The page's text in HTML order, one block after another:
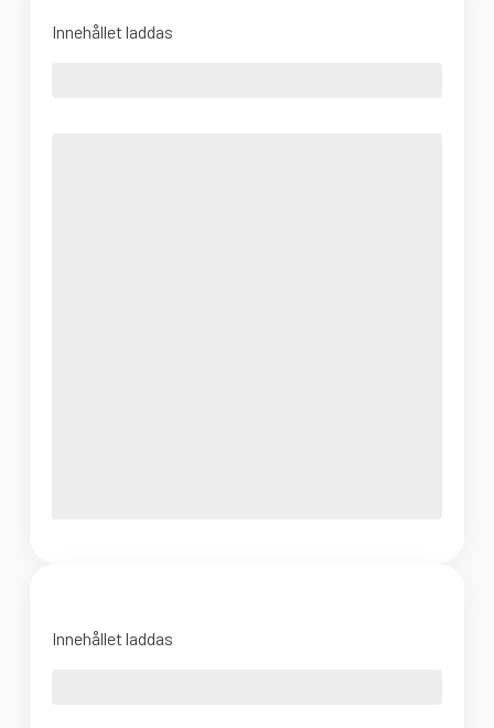
Innehållet laddas
Innehållet laddas